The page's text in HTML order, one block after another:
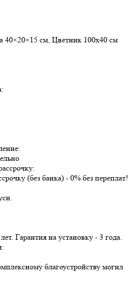
40×20×15 см, Цветник 100х40 см
(без банка) - 0% без переплат!
Гарантия на установку - 3 года.
благоустройству могил